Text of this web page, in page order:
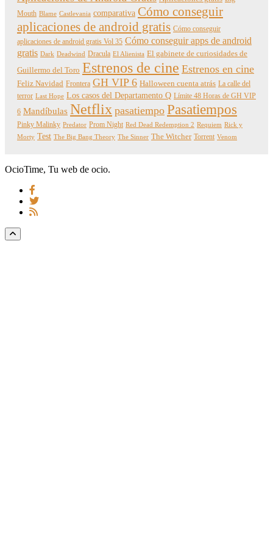
Mouth Blame Castlevania comparativa Cómo conseguir
aplicaciones de android gratis Cómo conseguir
aplicaciones de android gratis Vol 35 Cómo conseguir apps de android
gratis Dark Deadwind Dracula El Alienista El gabinete de curiosidades de
Guillermo del Toro Estrenos de cine Estrenos en cine
Feliz Navidad Frontera GH VIP 6 Halloween cuenta atrás La calle del
terror Last Hope Los casos del Departamento Q Límite 48 Horas de GH VIP
6 Mandíbulas Netflix pasatiempo Pasatiempos
Pinky Malinky Predator Prom Night Red Dead Redemption 2 Requiem Rick y
Morty Test The Big Bang Theory The Sinner The Witcher Torrent Venom
OcioTime, Tu web de ocio.